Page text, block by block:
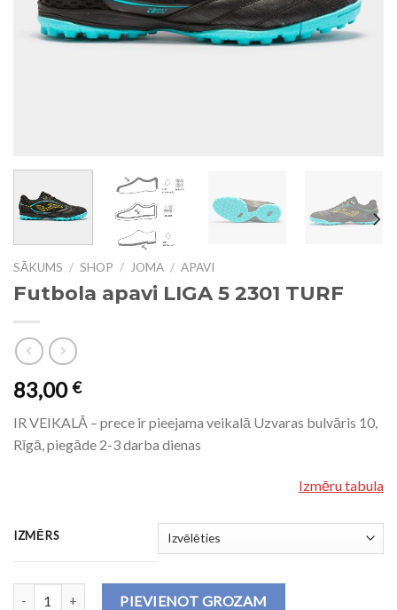
SĀKUMS / SHOP / JOMA / APAVI
Futbola apavi LIGA 5 2301 TURF
83,00€
IR VEIKALĀ – prece ir pieejama veikalā Uzvaras bulvāris 10,
Rīgā, piegāde 2-3 darba dienas
Izmēru tabula
IZMĒRS
Futbola apavi LIGA 5 2301 TURF daudzums
PIEVIENOT GROZAM